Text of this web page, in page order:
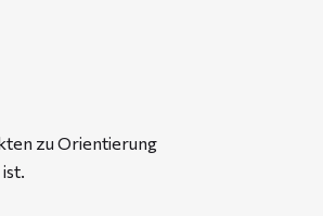
zu Orientierung